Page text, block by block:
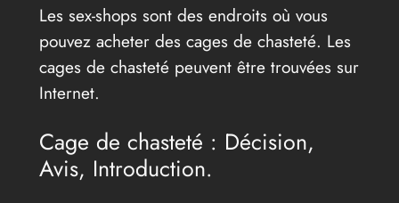
Les sex-shops sont des endroits où vous
pouvez acheter des cages de chasteté. Les
cages de chasteté peuvent être trouvées sur
Internet.
Cage de chasteté : Décision,
Avis, Introduction.